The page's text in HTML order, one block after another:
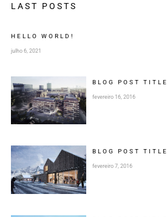
LAST POSTS
HELLO WORLD!
julho 6, 2021
BLOG POST TITLE
fevereiro 16, 2016
BLOG POST TITLE
fevereiro 7, 2016